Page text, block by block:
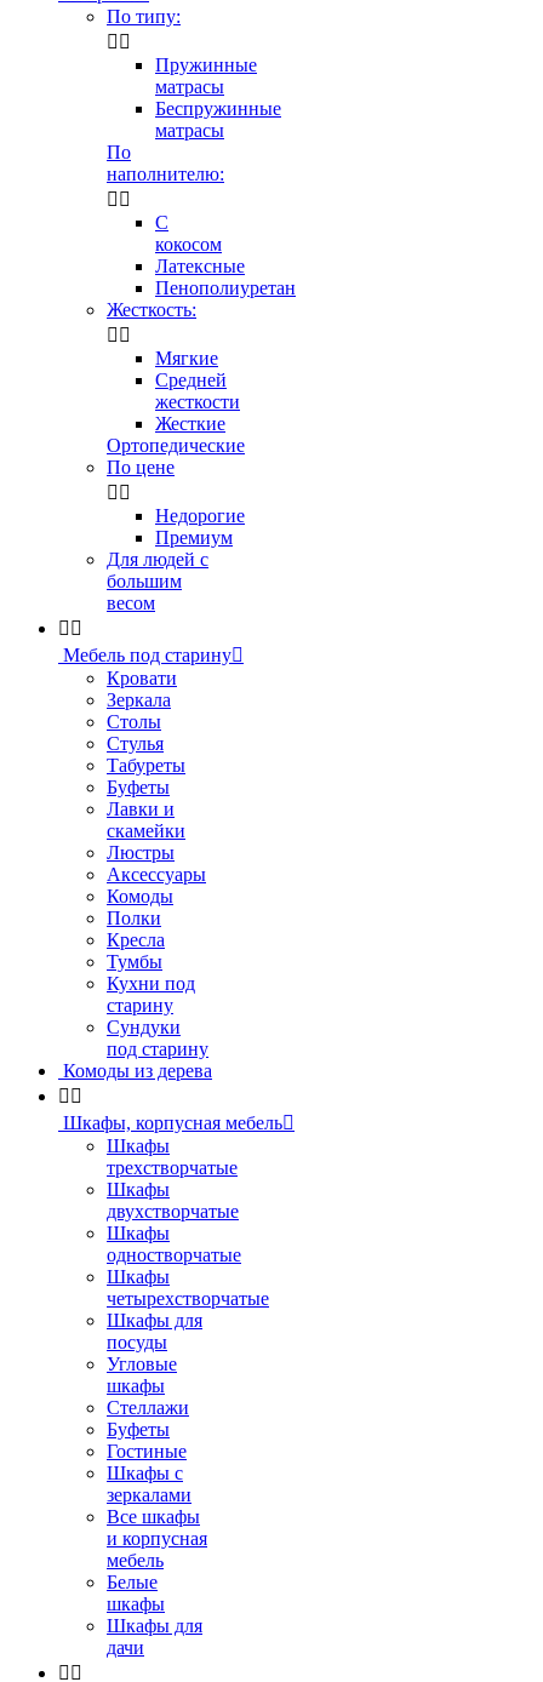
По типу:
 
Пружинные
матрасы
Беспружинные
матрасы
По
наполнителю:
 
С
кокосом
Латексные
Пенополиуретан
Жесткость:
 
Мягкие
Средней
жесткости
Жесткие
Ортопедические
По цене
 
Недорогие
Премиум
Для людей с
большим
весом
 
Мебель под старину
Кровати
Зеркала
Столы
Стулья
Табуреты
Буфеты
Лавки и
скамейки
Люстры
Аксессуары
Комоды
Полки
Кресла
Тумбы
Кухни под
старину
Сундуки
под старину
Комоды из дерева
 
Шкафы, корпусная мебель
Шкафы
трехстворчатые
Шкафы
двухстворчатые
Шкафы
одностворчатые
Шкафы
четырехстворчатые
Шкафы для
посуды
Угловые
шкафы
Стеллажи
Буфеты
Гостиные
Шкафы с
зеркалами
Все шкафы
и корпусная
мебель
Белые
шкафы
Шкафы для
дачи
 